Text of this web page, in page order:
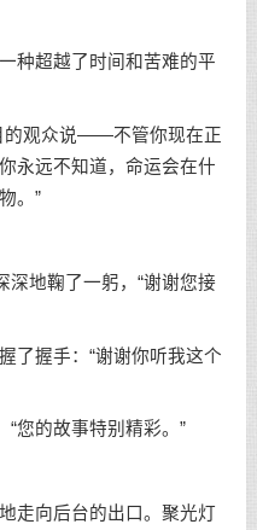
种超越了时间和苦难的平
的观众说——不管你现在正
永远不知道，命运会在什
。”
深地鞠了一躬，“谢谢您接
了握手：“谢谢你听我这个
“您的故事特别精彩。”
走向后台的出口。聚光灯